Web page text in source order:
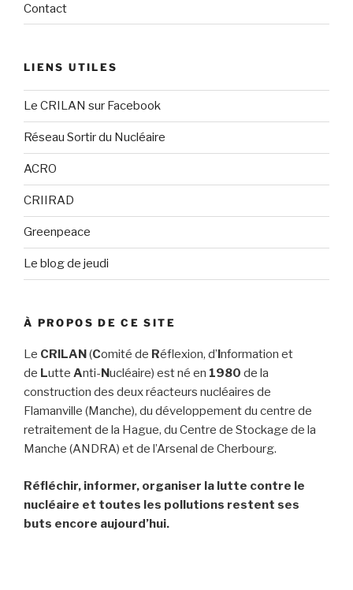
Contact
LIENS UTILES
Le CRILAN sur Facebook
Réseau Sortir du Nucléaire
ACRO
CRIIRAD
Greenpeace
Le blog de jeudi
À PROPOS DE CE SITE
Le CRILAN(Comité de Réflexion, d’Information et
de Lutte Anti-Nucléaire) est né en 1980 de la
construction des deux réacteurs nucléaires de
Flamanville (Manche), du développement du centre de
retraitement de la Hague, du Centre de Stockage de la
Manche (ANDRA) et de l’Arsenal de Cherbourg.
Réfléchir, informer, organiser la lutte contre le
nucléaire et toutes les pollutions restent ses
buts encore aujourd’hui.